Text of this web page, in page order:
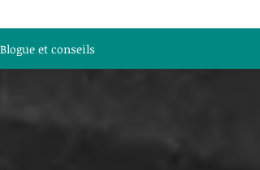
Blogue et conseils